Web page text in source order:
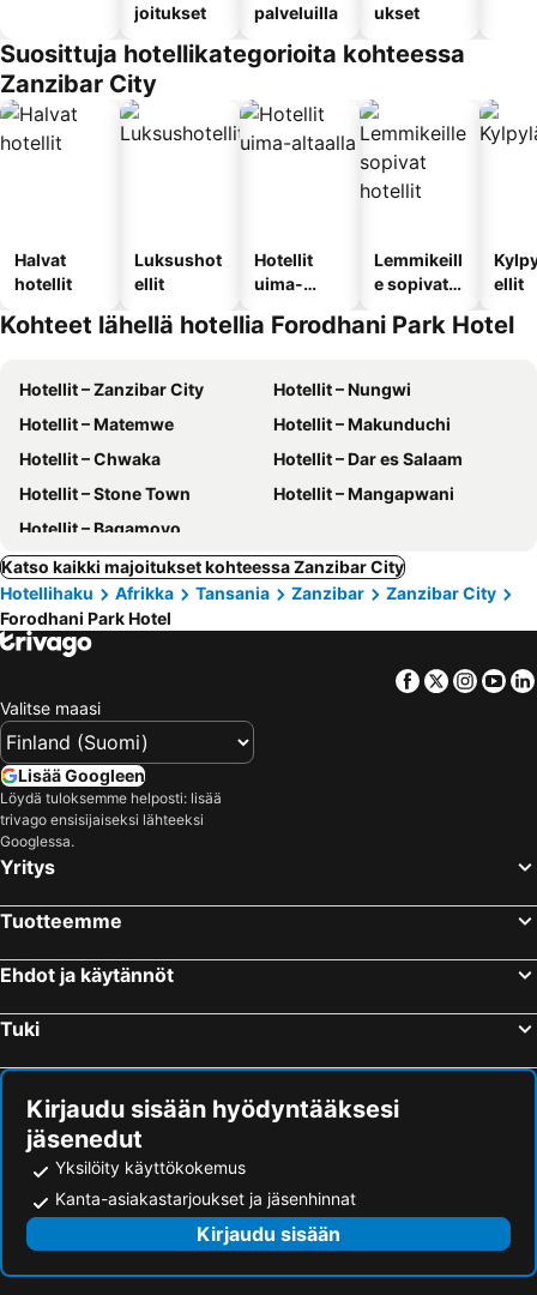
joitukset
palveluilla
ukset
Suosittuja hotellikategorioita kohteessa
Zanzibar City
Halvat
hotellit
Luksushot
ellit
Hotellit
uima-
Lemmikeill
e sopivat
ellit
Kohteet lähellä hotellia Forodhani Park Hotel
Hotellit – Zanzibar City
Hotellit – Nungwi
Hotellit – Matemwe
Hotellit – Makunduchi
Hotellit – Chwaka
Hotellit – Dar es Salaam
Hotellit – Stone Town
Hotellit – Mangapwani
Hotellit – Bagamoyo
Katso kaikki majoitukset kohteessa Zanzibar City
Hotellihaku
Afrikka Tansania Zanzibar
Zanzibar City
Forodhani Park Hotel
Facebook
Twitter
Valitse maasi
Lisää Googleen
Löydä tuloksemme helposti: lisää
trivago ensisijaiseksi lähteeksi
Googlessa.
Yritys
Tuotteemme
Ehdot ja käytännöt
Tuki
Kirjaudu sisään hyödyntääksesi
jäsenedut
Yksilöity käyttökokemus
Kanta-asiakastarjoukset ja jäsenhinnat
Kirjaudu sisään